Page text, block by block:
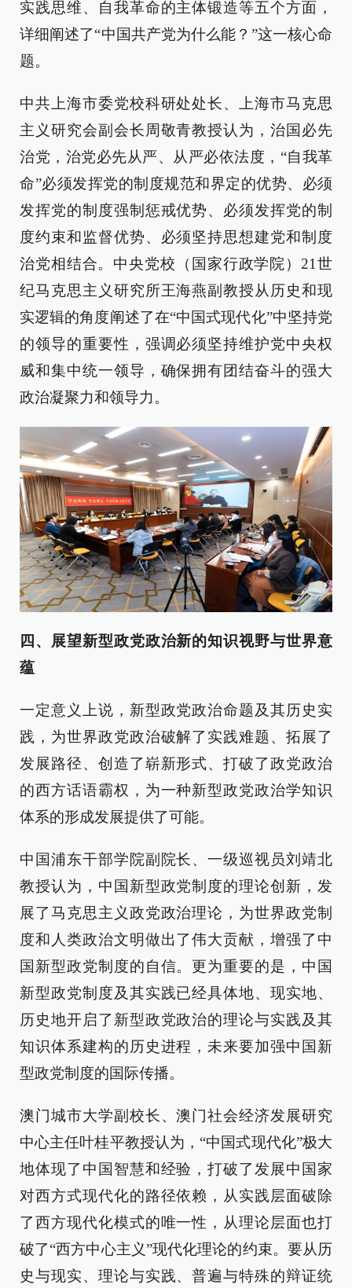
实践思维、自我革命的主体锻造等五个方面，
详细阐述了“中国共产党为什么能？”这一核心命
题。
中共上海市委党校科研处处长、上海市马克思
主义研究会副会长周敬青教授认为，治国必先
治党，治党必先从严、从严必依法度，“自我革
命”必须发挥党的制度规范和界定的优势、必须
发挥党的制度强制惩戒优势、必须发挥党的制
度约束和监督优势、必须坚持思想建党和制度
治党相结合。中央党校（国家行政学院）21世
纪马克思主义研究所王海燕副教授从历史和现
实逻辑的角度阐述了在“中国式现代化”中坚持党
的领导的重要性，强调必须坚持维护党中央权
威和集中统一领导，确保拥有团结奋斗的强大
政治凝聚力和领导力。
四、展望新型政党政治新的知识视野与世界意
蕴
一定意义上说，新型政党政治命题及其历史实
践，为世界政党政治破解了实践难题、拓展了
发展路径、创造了崭新形式、打破了政党政治
的西方话语霸权，为一种新型政党政治学知识
体系的形成发展提供了可能。
中国浦东干部学院副院长、一级巡视员刘靖北
教授认为，中国新型政党制度的理论创新，发
展了马克思主义政党政治理论，为世界政党制
度和人类政治文明做出了伟大贡献，增强了中
国新型政党制度的自信。更为重要的是，中国
新型政党制度及其实践已经具体地、现实地、
历史地开启了新型政党政治的理论与实践及其
知识体系建构的历史进程，未来要加强中国新
型政党制度的国际传播。
澳门城市大学副校长、澳门社会经济发展研究
中心主任叶桂平教授认为，“中国式现代化”极大
地体现了中国智慧和经验，打破了发展中国家
对西方式现代化的路径依赖，从实践层面破除
了西方现代化模式的唯一性，从理论层面也打
破了“西方中心主义”现代化理论的约束。要从历
史与现实、理论与实践、普遍与特殊的辩证统